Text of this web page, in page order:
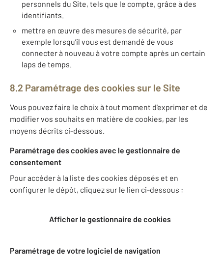
personnels du Site, tels que le compte, grâce à des
identifiants.
mettre en œuvre des mesures de sécurité, par
exemple lorsqu’il vous est demandé de vous
connecter à nouveau à votre compte après un certain
laps de temps.
8.2 Paramétrage des cookies sur le Site
Vous pouvez faire le choix à tout moment d'exprimer et de
modifier vos souhaits en matière de cookies, par les
moyens décrits ci-dessous.
Paramétrage des cookies avec le gestionnaire de
consentement
Pour accéder à la liste des cookies déposés et en
configurer le dépôt, cliquez sur le lien ci-dessous :
Afficher le gestionnaire de cookies
Paramétrage de votre logiciel de navigation